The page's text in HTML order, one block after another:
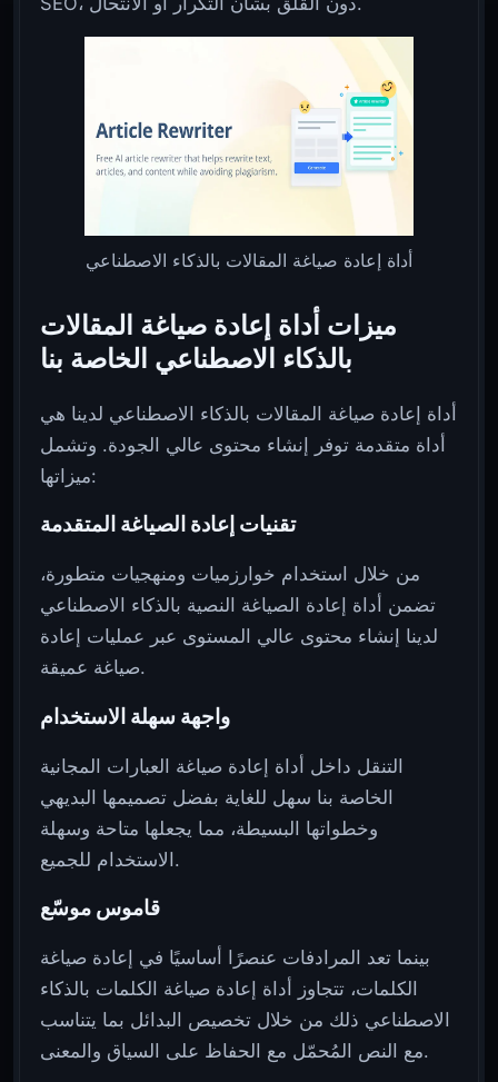
أداة إعادة صياغة المقالات بالذكاء الاصطناعي
ميزات أداة إعادة صياغة المقالات
بالذكاء الاصطناعي الخاصة بنا
أداة إعادة صياغة المقالات بالذكاء الاصطناعي لدينا هي
أداة متقدمة توفر إنشاء محتوى عالي الجودة. وتشمل
ميزاتها:
تقنيات إعادة الصياغة المتقدمة
من خلال استخدام خوارزميات ومنهجيات متطورة،
تضمن أداة إعادة الصياغة النصية بالذكاء الاصطناعي
لدينا إنشاء محتوى عالي المستوى عبر عمليات إعادة
صياغة عميقة.
واجهة سهلة الاستخدام
التنقل داخل أداة إعادة صياغة العبارات المجانية
الخاصة بنا سهل للغاية بفضل تصميمها البديهي
وخطواتها البسيطة، مما يجعلها متاحة وسهلة
الاستخدام للجميع.
قاموس موسّع
بينما تعد المرادفات عنصرًا أساسيًا في إعادة صياغة
الكلمات، تتجاوز أداة إعادة صياغة الكلمات بالذكاء
الاصطناعي ذلك من خلال تخصيص البدائل بما يتناسب
مع النص المُحمّل مع الحفاظ على السياق والمعنى.